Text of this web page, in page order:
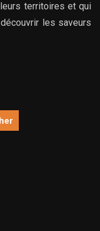
territoires et qui
les saveurs